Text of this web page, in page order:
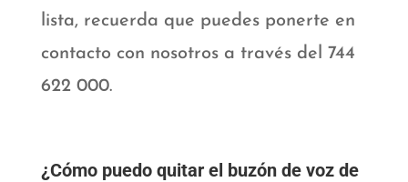
lista, recuerda que puedes ponerte en
contacto con nosotros a través del 744
622 000.
¿Cómo puedo quitar el buzón de voz de